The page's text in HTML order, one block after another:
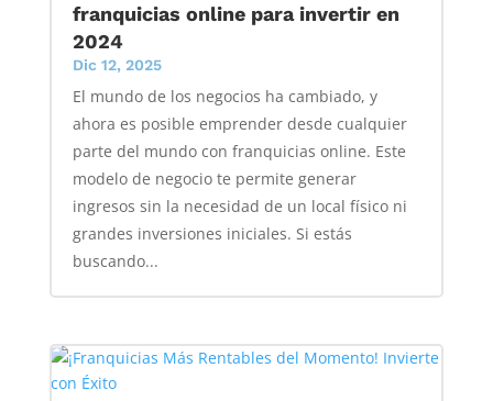
franquicias online para invertir en
2024
Dic 12, 2025
El mundo de los negocios ha cambiado, y
ahora es posible emprender desde cualquier
parte del mundo con franquicias online. Este
modelo de negocio te permite generar
ingresos sin la necesidad de un local físico ni
grandes inversiones iniciales. Si estás
buscando...